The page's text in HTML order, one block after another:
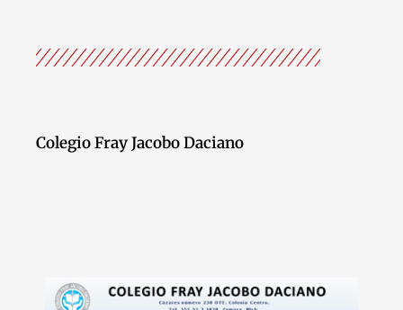
Colegio Fray Jacobo Daciano